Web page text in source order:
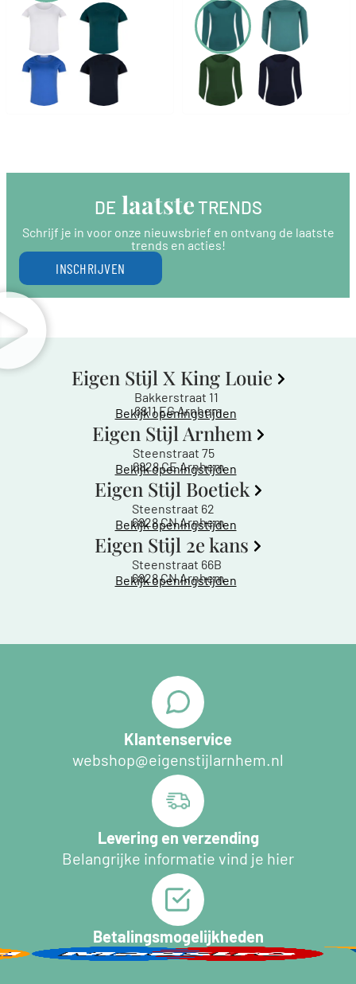
DE laatste TRENDS
Schrijf je in voor onze nieuwsbrief en ontvang de laatste
trends en acties!
INSCHRIJVEN
Eigen Stijl X King Louie
Bakkerstraat 11
6811 EG Arnhem
Bekijk openingstijden
Eigen Stijl Arnhem
Steenstraat 75
6828 CE Arnhem
Bekijk openingstijden
Eigen Stijl Boetiek
Steenstraat 62
6828 CN Arnhem
Bekijk openingstijden
Eigen Stijl 2e kans
Steenstraat 66B
6828 CN Arnhem
Bekijk openingstijden
Klantenservice
webshop@eigenstijlarnhem.nl
Levering en verzending
Belangrijke informatie vind je hier
Betalingsmogelijkheden